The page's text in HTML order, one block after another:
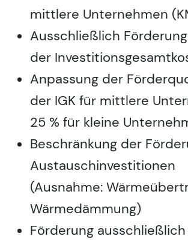
mittlere Unternehmen
Ausschließlich
der
Anpassung der
der IGK für mittlere
25 % für kleine
Beschränkung der
Austauschinvestitionen
(Ausnahme:
Wärmedämmung)
Förderung